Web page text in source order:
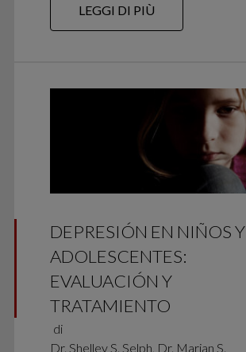
LEGGI DI PIÙ
DEPRESIÓN EN NIÑOS Y
ADOLESCENTES:
EVALUACIÓN Y
TRATAMIENTO
di
Dr. Shelley S. Selph, Dr. Marian S.